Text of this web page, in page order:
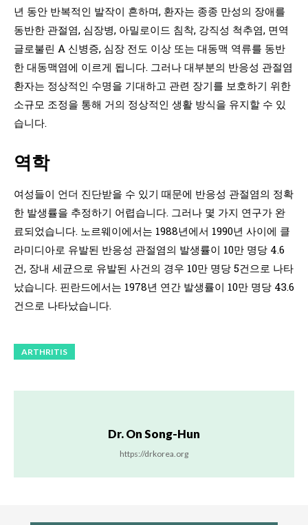
년 동안 반복적인 발작이 흔하며, 환자는 종종 만성의 장애를
동반한 관절염, 심장병, 아밀로이드 침착, 강직성 척추염, 면역
글로불린 A 신병증, 심장 전도 이상 또는 대동맥 역류를 동반
한 대동맥염에 이르게 됩니다. 그러나 대부분의 반응성 관절염
환자는 정상적인 수명을 기대하고 관련 장기를 보호하기 위한
소규모 조정을 통해 거의 정상적인 생활 방식을 유지할 수 있
습니다.
역학
여성들이 언더 진단받을 수 있기 때문에 반응성 관절염의 정확
한 발생률을 추정하기 어렵습니다. 그러나 몇 가지 연구가 완
료되었습니다. 노르웨이에서는 1988년에서 1990년 사이에 클
라미디아로 유발된 반응성 관절염의 발생률이 10만 명당 4.6
건, 장내 세균으로 유발된 사건의 경우 10만 명당 5건으로 나타
났습니다. 핀란드에서는 1978년 연간 발생률이 10만 명당 43.6
건으로 나타났습니다.
ARTHRITIS
Dr. On Song-Hun
https://drkorea.org